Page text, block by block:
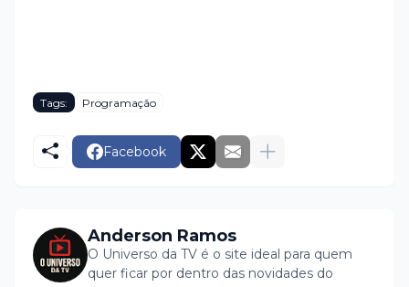
Tags: Programação
Facebook
Anderson Ramos
O Universo da TV é o site ideal para quem
quer ficar por dentro das novidades do